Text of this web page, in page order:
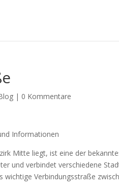
| 0 Kommentare
Informationen
Mitte liegt, ist eine der
und verbindet verschiedene
wichtige Verbindungsstraße